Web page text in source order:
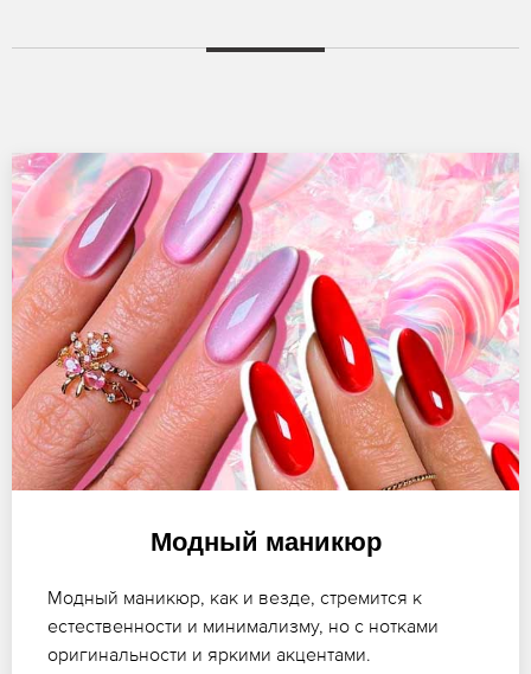
Модный маникюр
Модный маникюр, как и везде, стремится к
естественности и минимализму, но с нотками
оригинальности и яркими акцентами.